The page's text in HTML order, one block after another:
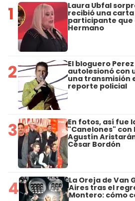
1 Laura Ubfal
recibió una
participante que
Hermano
2 El bloguero
autolesionó con
una transmisión
reporte policial
3 En fotos, así fue
"Canelones" con
Agustín
César Bordón
4 La Oreja de Van
Aires tras el
Montero: cómo